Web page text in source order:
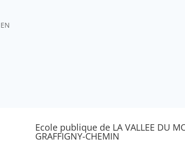
Ecole publique de LA VALLEE DU
GRAFFIGNY-CHEMIN